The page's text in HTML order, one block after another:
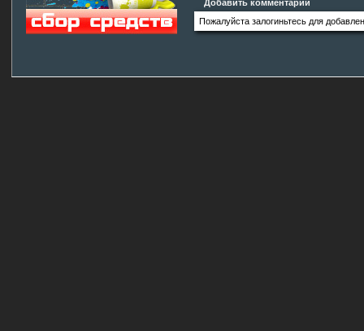
Добавить комментарий
Пожалуйста залогиньтесь для